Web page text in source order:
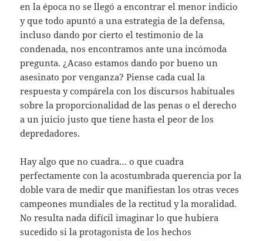
en la época no se llegó a encontrar el menor indicio
y que todo apuntó a una estrategia de la defensa,
incluso dando por cierto el testimonio de la
condenada, nos encontramos ante una incómoda
pregunta. ¿Acaso estamos dando por bueno un
asesinato por venganza? Piense cada cual la
respuesta y compárela con los discursos habituales
sobre la proporcionalidad de las penas o el derecho
a un juicio justo que tiene hasta el peor de los
depredadores.
Hay algo que no cuadra… o que cuadra
perfectamente con la acostumbrada querencia por la
doble vara de medir que manifiestan los otras veces
campeones mundiales de la rectitud y la moralidad.
No resulta nada difícil imaginar lo que hubiera
sucedido si la protagonista de los hechos